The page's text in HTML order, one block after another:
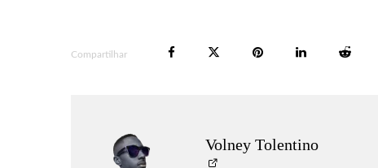
Compartilhar
Volney Tolentino